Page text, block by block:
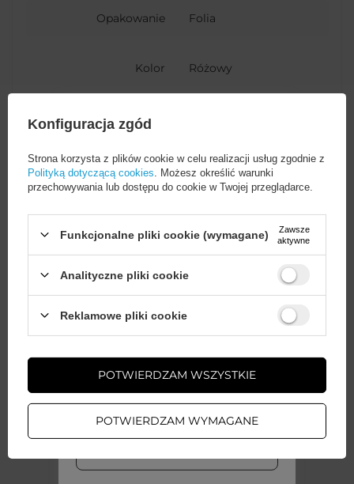
Opakowanie Folia
Kolor Różowy
Materiał
Potrzebujesz pomocy? Masz
pytania?
Zadaj pytanie a my
odpowiemy niezwłocznie,
najciekawsze pytania i
odpowiedzi publikując dla
innych.
ZADAJ PYTANIE
Gwarancja 12 miesięcy
Napisz swoją opinię
Wystarczy założyć konto
zakupy za
odblokować zniżki na kolejne
ZAŁÓŻ KONTO
Konfiguracja zgód
Strona korzysta z plików cookie w celu realizacji usług zgodnie z
Polityką dotyczącą cookies . Możesz określić warunki
przechowywania lub dostępu do cookie w Twojej przeglądarce.
Funkcjonalne pliki cookie (wymagane)
Zawsze
aktywne
Analityczne pliki cookie
Reklamowe pliki cookie
POTWIERDZAM WYMAGANE
POTWIERDZAM WSZYSTKIE